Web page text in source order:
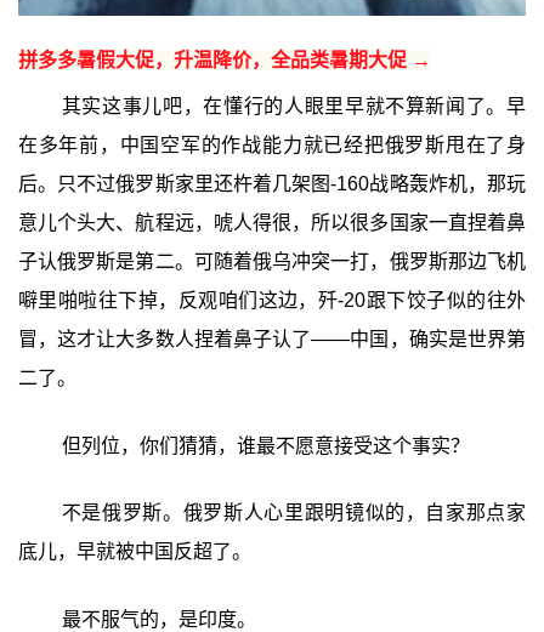
拼多多暑假大促，升温降价，全品类暑期大促 →
其实这事儿吧，在懂行的人眼里早就不算新闻了。早
在多年前，中国空军的作战能力就已经把俄罗斯甩在了身
后。只不过俄罗斯家里还杵着几架图-160战略轰炸机，那玩
意儿个头大、航程远，唬人得很，所以很多国家一直捏着鼻
子认俄罗斯是第二。可随着俄乌冲突一打，俄罗斯那边飞机
噼里啪啦往下掉，反观咱们这边，歼-20跟下饺子似的往外
冒，这才让大多数人捏着鼻子认了——中国，确实是世界第
二了。
但列位，你们猜猜，谁最不愿意接受这个事实？
不是俄罗斯。俄罗斯人心里跟明镜似的，自家那点家
底儿，早就被中国反超了。
最不服气的，是印度。